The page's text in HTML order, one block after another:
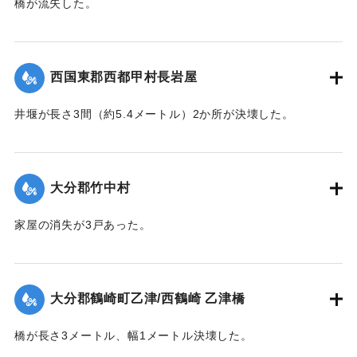
橋が流失した。
｜固有コード: 00480031
西国東郡西都甲村長岩屋
井堰が長さ3間（約5.4メートル）2か所が決壊した。
｜固有コード:00480032
大分郡竹中村
家屋の消失が3戸あった。
｜固有コード:00480025
大分郡鶴崎町乙津/西鶴崎 乙津橋
橋が長さ3メートル、幅1メートル決壊した。